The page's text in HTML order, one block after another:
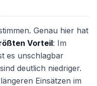
Genau hier hat
Vorteil: Im
es unschlagbar
deutlich niedriger.
Einsätzen im